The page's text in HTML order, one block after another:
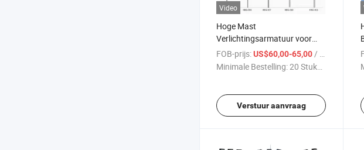
Video
Hoge Mast
Verlichtingsarmatuur voor
Buitensportfaciliteiten
FOB-prijs:US$60,00-65,00/ Stuk
Minimale Bestelling:20 Stukken
Verstuur aanvraag